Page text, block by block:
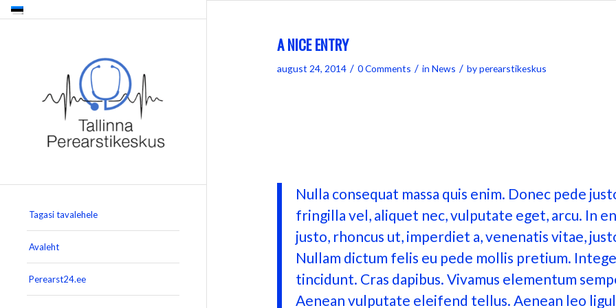
Tagasi tavalehele
Avaleht
Perearst24.ee
A NICE ENTRY
august 24, 2014 / 0 Comments / inNews / byperearstikeskus
Nulla consequat massa quis enim. Donec pede
fringilla vel, aliquet nec, vulputate eget, arcu. In
justo, rhoncus ut, imperdiet a, venenatis vitae,
Nullam dictum felis eu pede mollis pretium.
tincidunt. Cras dapibus. Vivamus elementum
Aenean vulputate eleifend tellus. Aenean leo